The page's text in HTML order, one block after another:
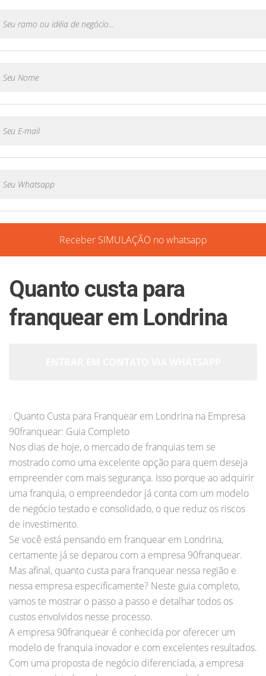
Receber SIMULAÇÃO no whatsapp
Quanto custa para
franquear em Londrina
. Quanto Custa para Franquear em Londrina na Empresa
90franquear: Guia Completo
Nos dias de hoje, o mercado de franquias tem se
mostrado como uma excelente opção para quem deseja
empreender com mais segurança. Isso porque ao adquirir
uma franquia, o empreendedor já conta com um modelo
de negócio testado e consolidado, o que reduz os riscos
de investimento.
Se você está pensando em franquear em Londrina,
certamente já se deparou com a empresa 90franquear.
Mas afinal, quanto custa para franquear nessa região e
nessa empresa especificamente? Neste guia completo,
vamos te mostrar o passo a passo e detalhar todos os
custos envolvidos nesse processo.
A empresa 90franquear é conhecida por oferecer um
modelo de franquia inovador e com excelentes resultados.
Com uma proposta de negócio diferenciada, a empresa